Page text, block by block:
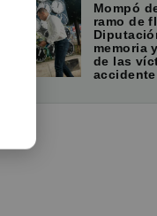
Mompó
ramo de
memoria
de las